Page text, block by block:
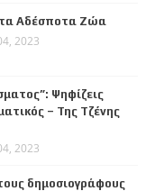
Αδέσποτα Ζώα
2023
Ψηφίζεις
– Της Τζένης
2023
δημοσιογράφους